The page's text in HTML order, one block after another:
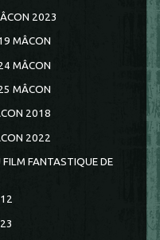
2023
MÂCON
MÂCON
MÂCON
2018
2022
FANTASTIQUE DE